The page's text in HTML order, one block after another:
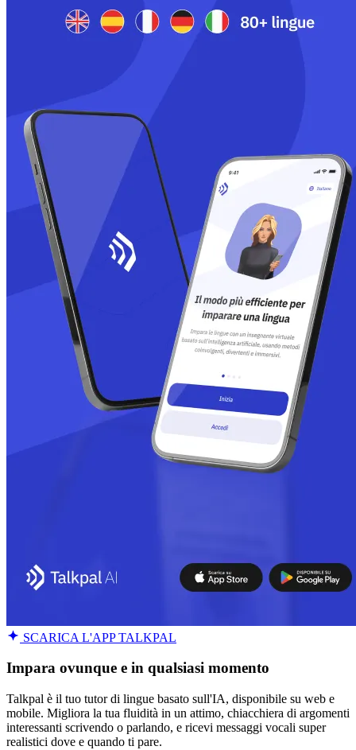
SCARICA L'APP TALKPAL
Impara ovunque e in qualsiasi momento
Talkpal è il tuo tutor di lingue basato sull'IA, disponibile su web e
mobile. Migliora la tua fluidità in un attimo, chiacchiera di argomenti
interessanti scrivendo o parlando, e ricevi messaggi vocali super
realistici dove e quando ti pare.